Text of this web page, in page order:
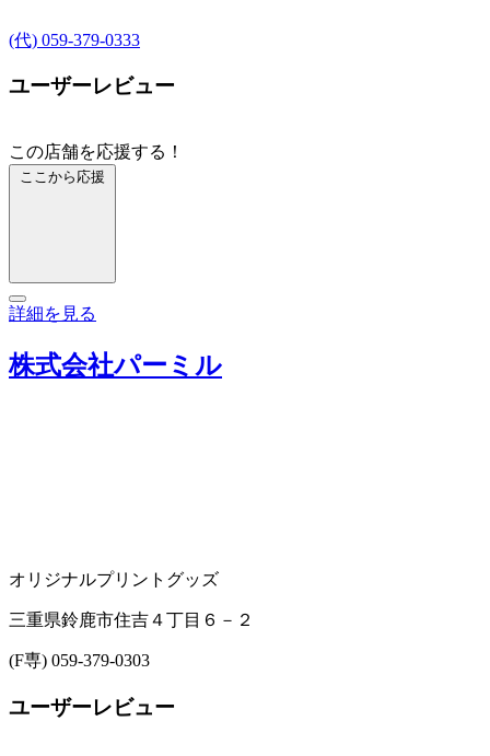
(代) 059-379-0333
ユーザーレビュー
この店舗を応援する！
ここから応援
詳細を見る
株式会社パーミル
オリジナルプリントグッズ
三重県鈴鹿市住吉４丁目６－２
(F専) 059-379-0303
ユーザーレビュー